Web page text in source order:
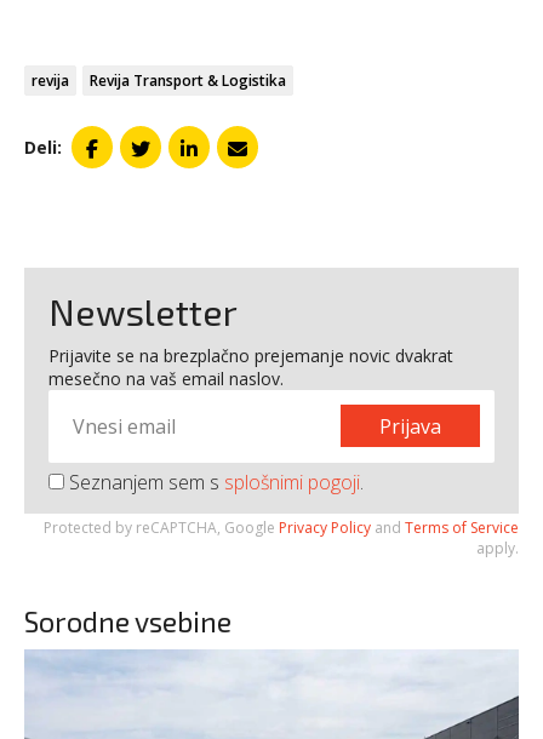
revija Revija Transport & Logistika
Deli:
Newsletter
Prijavite se na brezplačno prejemanje novic dvakrat
mesečno na vaš email naslov.
Prijava
Seznanjem sem s splošnimi pogoji.
Protected by reCAPTCHA, Google Privacy Policy and Terms of Service
apply.
Sorodne vsebine